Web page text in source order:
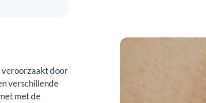
veroorzaakt door
verschillende
met de